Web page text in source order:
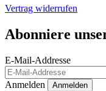
Vertrag widerrufen
Abonniere
E-Mail-Addresse
Anmelden Anmelden